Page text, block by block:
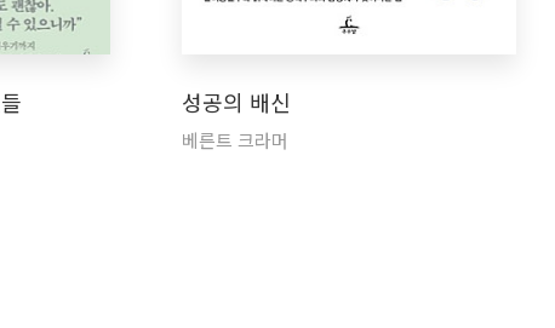
성공의 배신
베른트 크라머